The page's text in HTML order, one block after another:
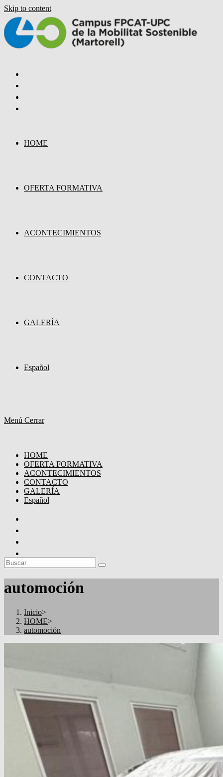
Skip to content
HOME
OFERTA FORMATIVA
ACONTECIMIENTOS
CONTACTO
GALERÍA
Español
Menú Cerrar
HOME
OFERTA FORMATIVA
ACONTECIMIENTOS
CONTACTO
GALERÍA
Español
automoción
Inicio>
HOME>
automoción